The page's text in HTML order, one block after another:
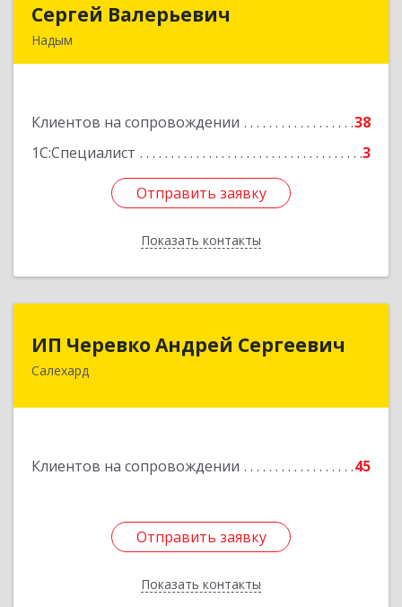
Сергей Валерьевич
Надым
Клиентов на сопровождении
38
1С:Специалист
3
Отправить заявку
Показать контакты
Сергей Валерьевич
Подробнее
Отправить заявку
Назад
ИП Черевко Андрей Сергеевич
Салехард
Клиентов на сопровождении 45
Отправить заявку
Показать контакты
ИП Черевко Андрей Сергеевич
629003, Ямало-Ненецкий АО, Салехард г,
Отправить заявку
Назад